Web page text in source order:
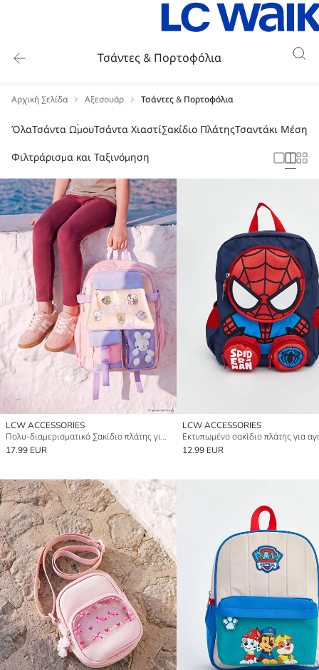
Τσάντες & Πορτοφόλια
Αρχική Σελίδα Αξεσουάρ Τσάντες & Πορτοφόλια
ΌλαΤσάντα ΏμουΤσάντα ΧιαστίΣακίδιο ΠλάτηςΤσαντάκι Μέσης
Φιλτράρισμα και Ταξινόμηση
LCW ACCESSORIES
Πολυ-διαμερισματικό Σακίδιο πλάτης για κορίτσια
17.99 EUR
LCW ACCESSORIES
12.99 EUR